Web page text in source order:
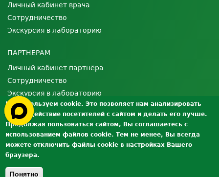
Личный кабинет врача
Сотрудничество
Экскурсия в лабораторию
ПАРТНЕРАМ
Личный кабинет партнёра
Сотрудничество
Экскурсия в лабораторию
О ЛАБОРАТОРИИ
Лицензии и сертификаты
Контроль качества
Вакансии
Документы
Мы используем cookie. Это позволяет нам анализировать
взаимодействие посетителей с сайтом и делать его лучше.
Продолжая пользоваться сайтом, Вы соглашаетесь с
использованием файлов cookie. Тем не менее, Вы всегда
можете отключить файлы cookie в настройках Вашего
браузера.
Понятно